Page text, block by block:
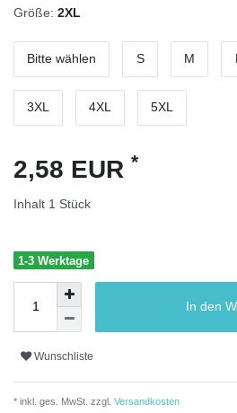
Größe: 2XL
Bitte wählen S M L
3XL 4XL 5XL
2,58 EUR *
Inhalt 1 Stück
1-3 Werktage
In den
Wunschliste
* inkl. ges. MwSt. zzgl. Versandkosten